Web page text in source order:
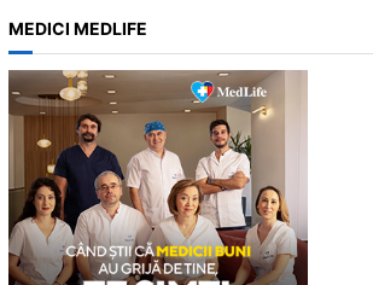
a
r
c
h
MEDICI MEDLIFE